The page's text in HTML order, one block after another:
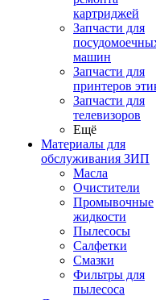
картриджей
Запчасти для
машин
Запчасти для
принтеров
Запчасти для
телевизоров
Ещё
Материалы для
обслуживания ЗИП
Масла
Очистители
Промывочные
жидкости
Пылесосы
Салфетки
Смазки
Фильтры для
пылесоса